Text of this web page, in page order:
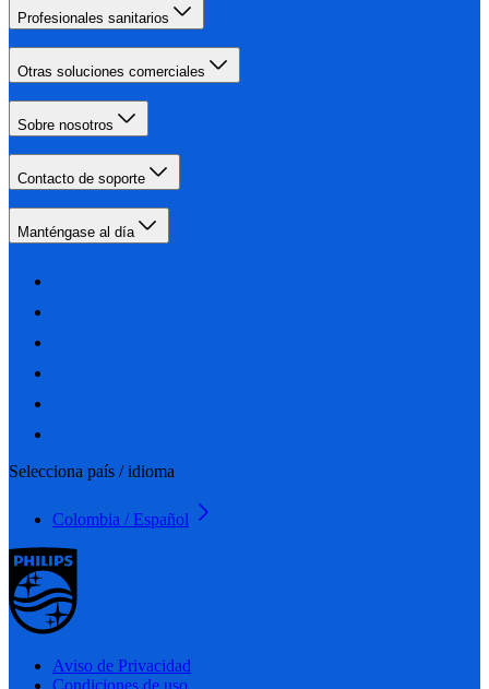
Profesionales sanitarios
Otras soluciones comerciales
Sobre nosotros
Contacto de soporte
Manténgase al día
Selecciona país / idioma
Colombia / Español
Aviso de Privacidad
Condiciones de uso